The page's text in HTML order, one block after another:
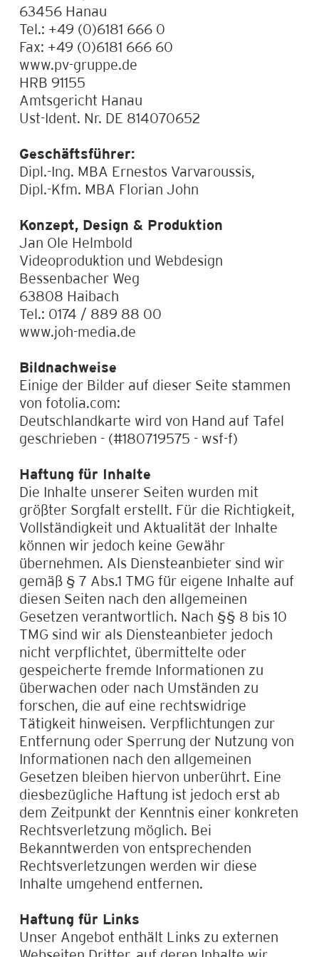
Aktuelles
Karriere
Konfigurator
63456 Hanau
Tel.: +49 (0)6181 666 0
Fax: +49 (0)6181 666 60
www.pv-gruppe.de
HRB 91155
Amtsgericht Hanau
Ust-Ident. Nr. DE 814070652
Geschäftsführer:
Dipl.-Ing. MBA Ernestos Varvaroussis,
Dipl.-Kfm. MBA Florian John
Konzept, Design & Produktion
Jan Ole Helmbold
Videoproduktion und Webdesign
Bessenbacher Weg
63808 Haibach
Tel.: 0174 / 889 88 00
www.joh-media.de
Bildnachweise
Einige der Bilder auf dieser Seite stammen
von fotolia.com:
Deutschlandkarte wird von Hand auf Tafel
geschrieben - (#180719575 - wsf-f)
Haftung für Inhalte
Die Inhalte unserer Seiten wurden mit
größter Sorgfalt erstellt. Für die Richtigkeit,
Vollständigkeit und Aktualität der Inhalte
können wir jedoch keine Gewähr
übernehmen. Als Diensteanbieter sind wir
gemäß § 7 Abs.1 TMG für eigene Inhalte auf
diesen Seiten nach den allgemeinen
Gesetzen verantwortlich. Nach §§ 8 bis 10
TMG sind wir als Diensteanbieter jedoch
nicht verpflichtet, übermittelte oder
gespeicherte fremde Informationen zu
überwachen oder nach Umständen zu
forschen, die auf eine rechtswidrige
Tätigkeit hinweisen. Verpflichtungen zur
Entfernung oder Sperrung der Nutzung von
Informationen nach den allgemeinen
Gesetzen bleiben hiervon unberührt. Eine
diesbezügliche Haftung ist jedoch erst ab
dem Zeitpunkt der Kenntnis einer konkreten
Rechtsverletzung möglich. Bei
Bekanntwerden von entsprechenden
Rechtsverletzungen werden wir diese
Inhalte umgehend entfernen.
Haftung für Links
Unser Angebot enthält Links zu externen